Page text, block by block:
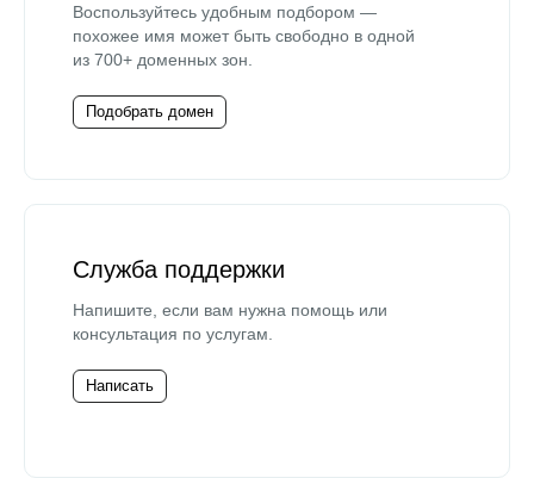
Воспользуйтесь удобным подбором —
похожее имя может быть свободно в одной
из 700+ доменных зон.
Подобрать домен
Служба поддержки
Напишите, если вам нужна помощь или
консультация по услугам.
Написать